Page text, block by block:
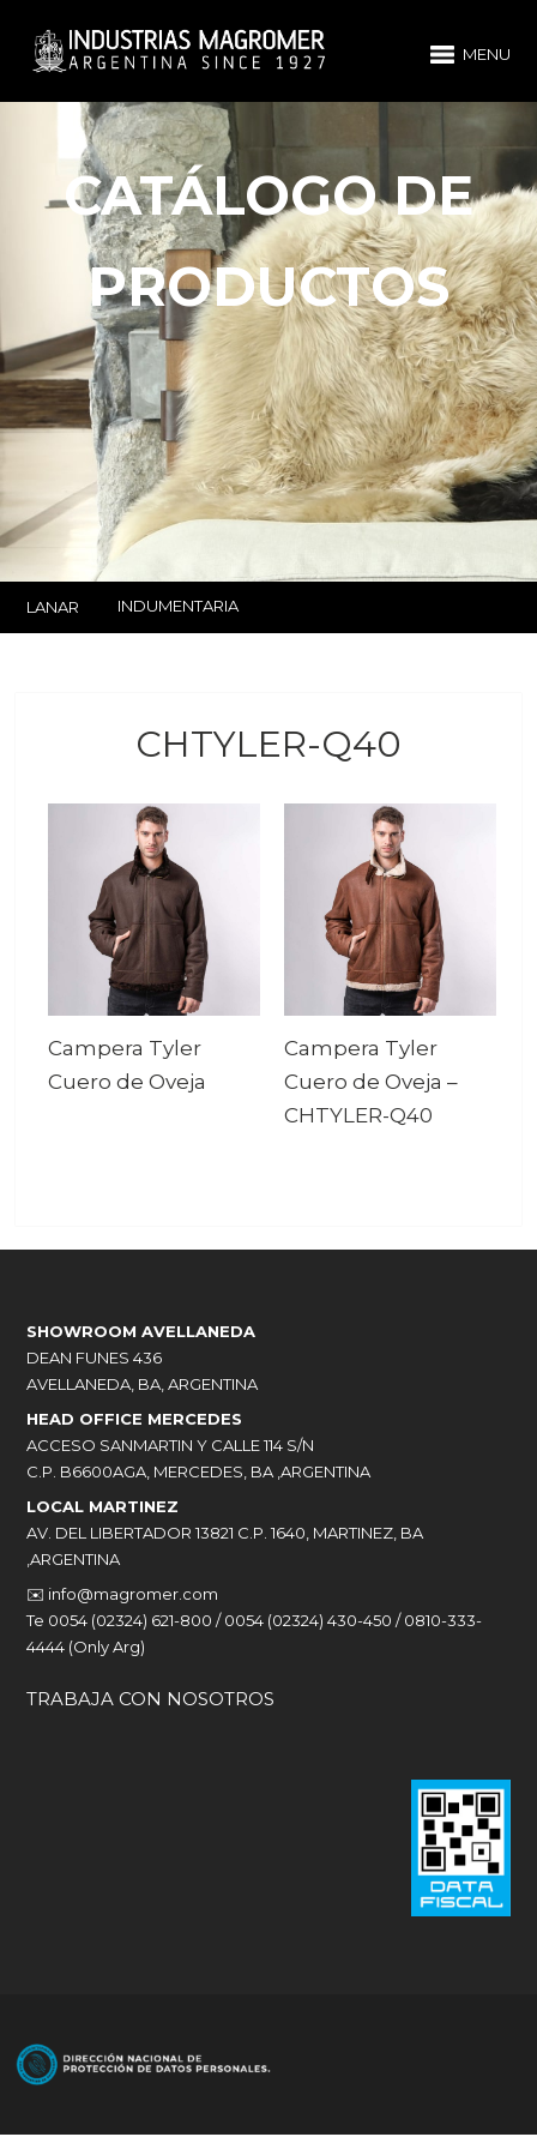
MENU
CATÁLOGO DE
PRODUCTOS
LANAR INDUMENTARIA
CHTYLER-Q40
Campera Tyler
Cuero de Oveja
Campera Tyler
Cuero de Oveja –
CHTYLER-Q40
SHOWROOM AVELLANEDA
DEAN FUNES 436
AVELLANEDA, BA, ARGENTINA
HEAD OFFICE MERCEDES
ACCESO SANMARTIN Y CALLE 114 S/N
C.P. B6600AGA, MERCEDES, BA ,ARGENTINA
LOCAL MARTINEZ
AV. DEL LIBERTADOR 13821 C.P. 1640, MARTINEZ, BA
,ARGENTINA
✉️ info@magromer.com
Te 0054 (02324) 621-800 / 0054 (02324) 430-450 / 0810-333-
4444 (Only Arg)
TRABAJA CON NOSOTROS